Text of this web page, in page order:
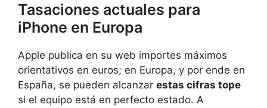
Tasaciones actuales para
iPhone en Europa
Apple publica en su web importes máximos
orientativos en euros; en Europa, y por ende en
España, se pueden alcanzar estas cifras tope
si el equipo está en perfecto estado. A